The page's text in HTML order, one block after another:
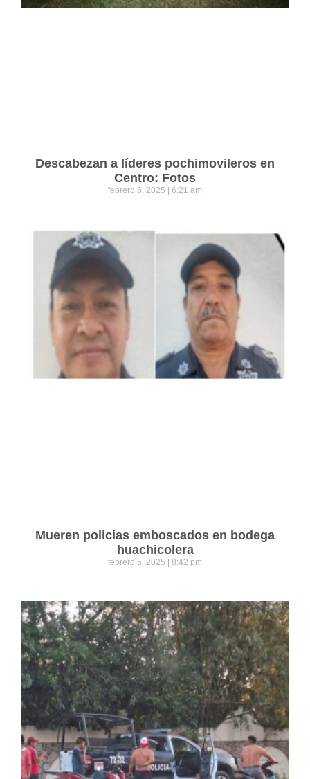
Descabezan a líderes pochimovileros en
Centro: Fotos
febrero 6, 2025 6:21 am
Mueren policías emboscados en bodega
huachicolera
febrero 5, 2025 8:42 pm